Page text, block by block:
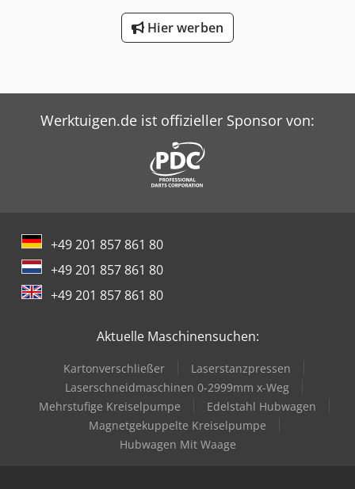
Hier werben
Werktuigen.de ist offizieller Sponsor von:
+49 201 857 861 80
+49 201 857 861 80
+49 201 857 861 80
Aktuelle Maschinensuchen:
Kartonverschließer
Laserstanzpressen
Laserschneidmaschinen 0-2999mm x-Weg
Mehrstufige Kreiselpumpe
Edelstahl Hubwagen
Magnetgekuppelte Kreiselpumpe
Hubwagen Mit Waage